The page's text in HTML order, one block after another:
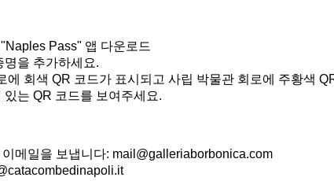
Pass" 앱 다운로드
명을 추가하세요.
에 회색 QR 코드가 표시되고 사립 박물관 회로에 주황색
는 QR 코드를 보여주세요.
메일을 보냅니다: mail@galleriaborbonica.com